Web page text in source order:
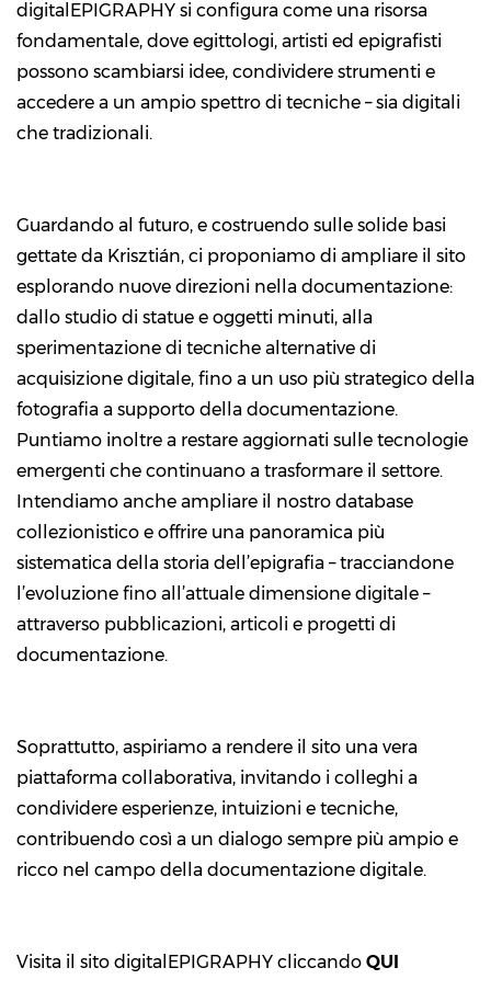
digitalEPIGRAPHY si configura come una risorsa
fondamentale, dove egittologi, artisti ed epigrafisti
possono scambiarsi idee, condividere strumenti e
accedere a un ampio spettro di tecniche – sia digitali
che tradizionali.
Guardando al futuro, e costruendo sulle solide basi
gettate da Krisztián, ci proponiamo di ampliare il sito
esplorando nuove direzioni nella documentazione:
dallo studio di statue e oggetti minuti, alla
sperimentazione di tecniche alternative di
acquisizione digitale, fino a un uso più strategico della
fotografia a supporto della documentazione.
Puntiamo inoltre a restare aggiornati sulle tecnologie
emergenti che continuano a trasformare il settore.
Intendiamo anche ampliare il nostro database
collezionistico e offrire una panoramica più
sistematica della storia dell’epigrafia – tracciandone
l’evoluzione fino all’attuale dimensione digitale –
attraverso pubblicazioni, articoli e progetti di
documentazione.
Soprattutto, aspiriamo a rendere il sito una vera
piattaforma collaborativa, invitando i colleghi a
condividere esperienze, intuizioni e tecniche,
contribuendo così a un dialogo sempre più ampio e
ricco nel campo della documentazione digitale.
Visita il sito digitalEPIGRAPHY cliccando QUI